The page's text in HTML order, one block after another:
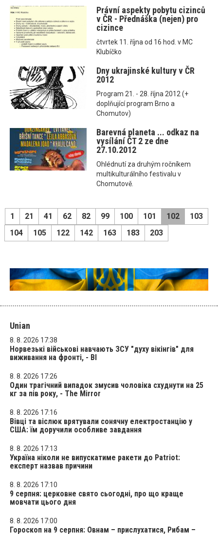
Právní aspekty pobytu cizinců
v ČR - Přednáška (nejen) pro
cizince
čtvrtek 11. října od 16 hod. v MC
Klubíčko
Dny ukrajinské kultury v ČR
2012
Program 21. - 28. října 2012 (+
doplňující program Brno a
Chomutov)
Barevná planeta ... odkaz na
vysílání ČT 2 ze dne
27.10.2012
Ohlédnutí za druhým ročníkem
multikulturálního festivalu v
Chomutově.
1 21 41 62 82 99 100 101 102
103
104
105 122 142 163 183 203
Unian
8. 8. 2026 17:38
Норвезькі військові навчають ЗСУ "духу вікінгів" для
виживання на фронті, - BI
8. 8. 2026 17:26
Один трагічний випадок змусив чоловіка схуднути на 25
кг за пів року, - The Mirror
8. 8. 2026 17:16
Вівці та віслюк врятували сонячну електростанцію у
США: їм доручили особливе завдання
8. 8. 2026 17:13
Україна ніколи не випускатиме ракети до Patriot:
експерт назвав причини
8. 8. 2026 17:10
9 серпня: церковне свято сьогодні, про що краще
мовчати цього дня
8. 8. 2026 17:00
Гороскоп на 9 серпня: Овнам – прислухатися, Рибам –